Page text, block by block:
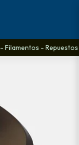
- Repuestos -